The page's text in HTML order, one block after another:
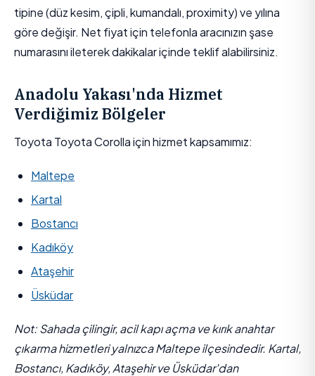
tipine (düz kesim, çipli, kumandalı, proximity) ve yılına
göre değişir. Net fiyat için telefonla aracınızın şase
numarasını ileterek dakikalar içinde teklif alabilirsiniz.
Anadolu Yakası'nda Hizmet
Verdiğimiz Bölgeler
Toyota Toyota Corolla için hizmet kapsamımız:
Maltepe
Kartal
Bostancı
Kadıköy
Ataşehir
Üsküdar
Not: Sahada çilingir, acil kapı açma ve kırık anahtar
çıkarma hizmetleri yalnızca Maltepe ilçesindedir. Kartal,
Bostancı, Kadıköy, Ataşehir ve Üsküdar'dan